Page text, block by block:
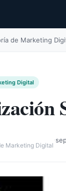
de Marketing
Digital
Marketing Digital